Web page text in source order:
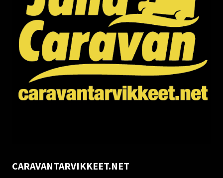
CARAVANTARVIKKEET.NET